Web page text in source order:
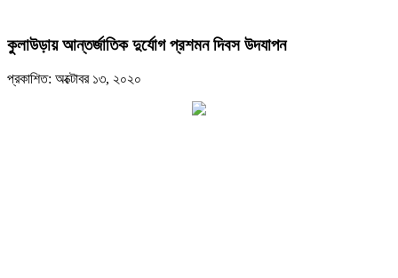
কুলাউড়ায় আন্তর্জাতিক দুর্যোগ প্রশমন দিবস উদযাপন
প্রকাশিত: অক্টোবর ১৩, ২০২০